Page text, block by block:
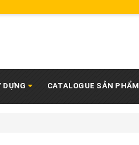
DỰNG CATALOGUE SẢN PHẨM